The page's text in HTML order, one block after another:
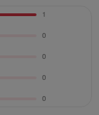
1
0
0
0
0